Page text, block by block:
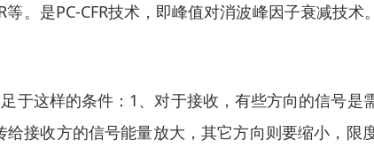
。是PC-CFR技术，即峰值对消波峰因子衰减技
这样的条件：1、对于接收，有些方向的信号是
接收方的信号能量放大，其它方向则要缩小，限